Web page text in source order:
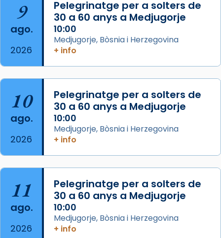
Josep Omella, ha presidit la missa i l’ha
concelebrat el bisbe auxiliar de Barcelona,
Mons. David Abadías.
📸 Dr. G. Simón
Foto
Arquebisbat de Barcelona
2 weeks ago
Memòria de les santes Juliana i
Acompanyant la història de sant Cugat, a
partir de l’Edat Mitjana sorgeix la tradició
que les santes Juliana (“relatiu a Júlia”) i
Semproniana (“relatiu a Semprònia =
eterna”) són deixebles seves. I l’any 1667, el
frare Joan Gaspar Roig, afirma en una obra
9
ago.
2026
Pelegrinatge per a solters de
30 a 60 anys a Medjugorje
10:00
Medjugorje, Bòsnia i Herzegovina
+ info
10
ago.
2026
Pelegrinatge per a solters de
30 a 60 anys a Medjugorje
10:00
Medjugorje, Bòsnia i Herzegovina
+ info
11
ago.
2026
Pelegrinatge per a solters de
30 a 60 anys a Medjugorje
10:00
Medjugorje, Bòsnia i Herzegovina
+ info